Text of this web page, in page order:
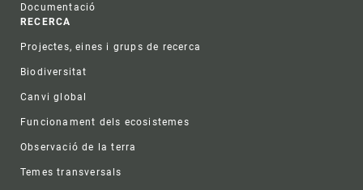
Documentació
RECERCA
Projectes, eines i grups de recerca
Biodiversitat
Canvi global
Funcionament dels ecosistemes
Observació de la terra
Temes transversals